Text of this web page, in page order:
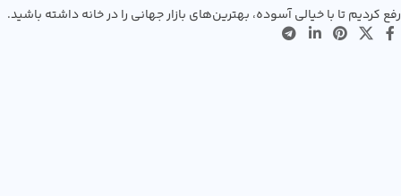
رفع کردیم تا با خیالی آسوده، بهترین‌های بازار جهانی را در خانه داشته باشید.